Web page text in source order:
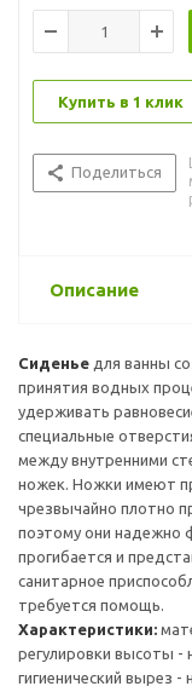
Купить в 1 клик
Поделиться
Описание
Сиденье для ванны
принятия водных
удерживать
специальные
между внутренними
ножек. Ножки имеют
чрезвычайно плотно
поэтому они надежно
прогибается и
санитарное
требуется помощь.
Характеристики:
регулировки высоты -
гигиенический вырез